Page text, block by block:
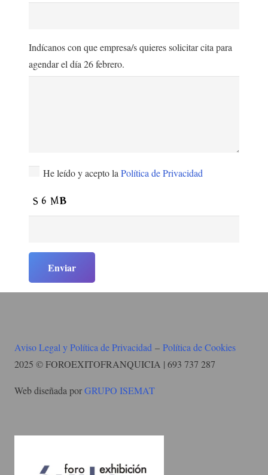
Indícanos con que empresa/s quieres solicitar cita para
agendar el día 26 febrero.
He leído y acepto la Política de Privacidad
Aviso Legal y Política de Privacidad – Política de Cookies
2025 © FOROEXITOFRANQUICIA | 693 737 287
Web diseñada porGRUPO ISEMAT